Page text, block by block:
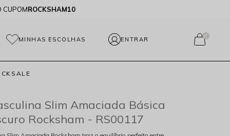
CUPOMROCKSHAM10
MINHAS ESCOLHAS 0
Slim Amaciada Básica
Rocksham - RS00117